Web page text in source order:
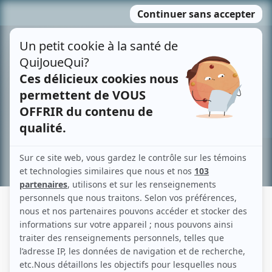
MENU
contenu
Recherche avancée »
MARIE-JOSÉE GODIN
Liens
Fiche de Marie-Josée Godin sur Showbizz.net